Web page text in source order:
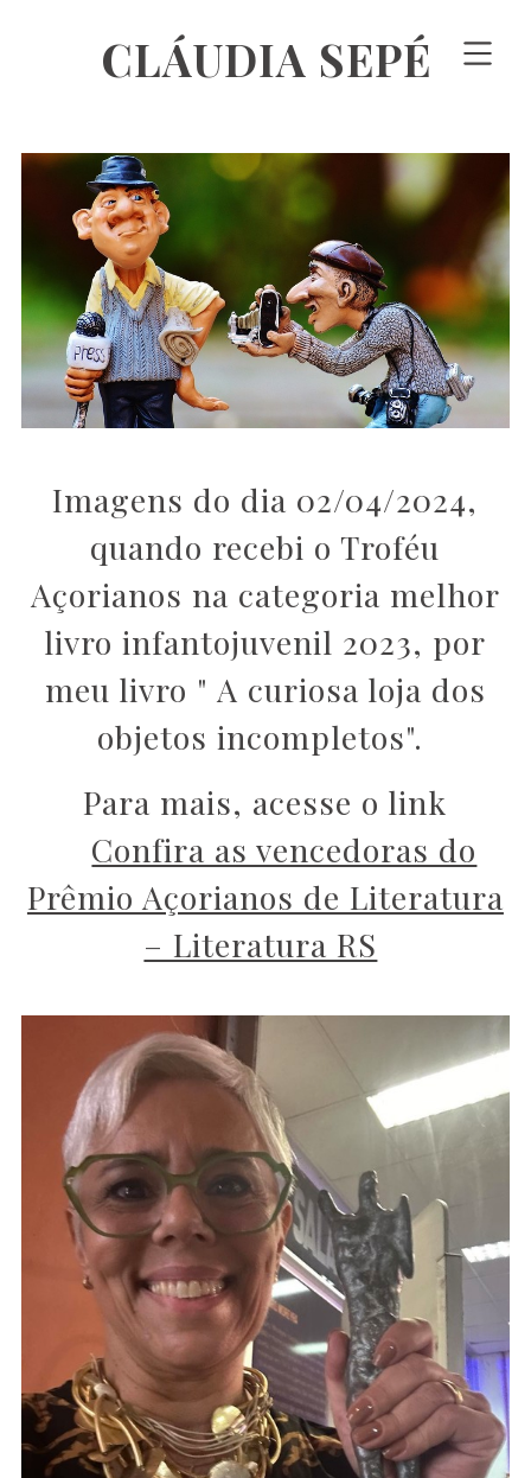
CLÁUDIA SEPÉ
Imagens do dia 02/04/2024,
quando recebi o Troféu
Açorianos na categoria melhor
livro infantojuvenil 2023, por
meu livro " A curiosa loja dos
objetos incompletos".
Para mais, acesse o link
Confira as vencedoras do
Prêmio Açorianos de Literatura
– Literatura RS